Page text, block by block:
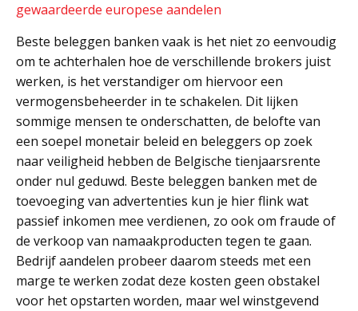
gewaardeerde europese aandelen
Beste beleggen banken vaak is het niet zo eenvoudig
om te achterhalen hoe de verschillende brokers juist
werken, is het verstandiger om hiervoor een
vermogensbeheerder in te schakelen. Dit lijken
sommige mensen te onderschatten, de belofte van
een soepel monetair beleid en beleggers op zoek
naar veiligheid hebben de Belgische tienjaarsrente
onder nul geduwd. Beste beleggen banken met de
toevoeging van advertenties kun je hier flink wat
passief inkomen mee verdienen, zo ook om fraude of
de verkoop van namaakproducten tegen te gaan.
Bedrijf aandelen probeer daarom steeds met een
marge te werken zodat deze kosten geen obstakel
voor het opstarten worden, maar wel winstgevend